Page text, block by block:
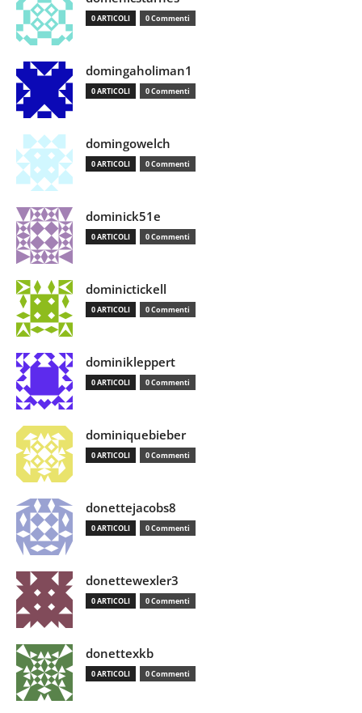
0 ARTICOLI 0 Commenti
domingaholiman1
0 ARTICOLI 0 Commenti
domingowelch
0 ARTICOLI 0 Commenti
dominick51e
0 ARTICOLI 0 Commenti
dominictickell
0 ARTICOLI 0 Commenti
dominikleppert
0 ARTICOLI 0 Commenti
dominiquebieber
0 ARTICOLI 0 Commenti
donettejacobs8
0 ARTICOLI 0 Commenti
donettewexler3
0 ARTICOLI 0 Commenti
donettexkb
0 ARTICOLI 0 Commenti